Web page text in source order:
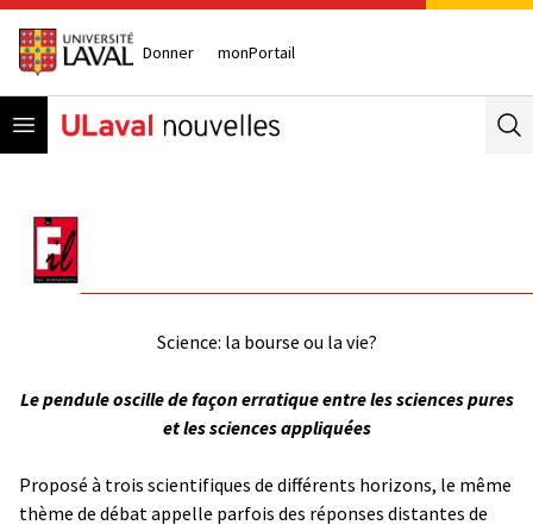
Donner monPortail
Open menu
Science: la bourse ou la vie?
Le pendule oscille de façon erratique entre les sciences pures
et les sciences appliquées
Proposé à trois scientifiques de différents horizons, le même
thème de débat appelle parfois des réponses distantes de